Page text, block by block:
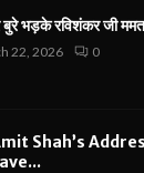
बुरे भड़के रविशंकर जी
22, 2026 0
Shah’s